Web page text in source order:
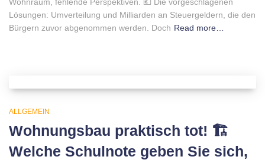
Wohnraum, fehlende Perspektiven. 💶 Die vorgeschlagenen
Lösungen: Umverteilung und Milliarden an Steuergeldern, die den
Bürgern zuvor abgenommen werden. Doch Read more…
ALLGEMEIN
Wohnungsbau praktisch tot! 🏗
Welche Schulnote geben Sie sich,